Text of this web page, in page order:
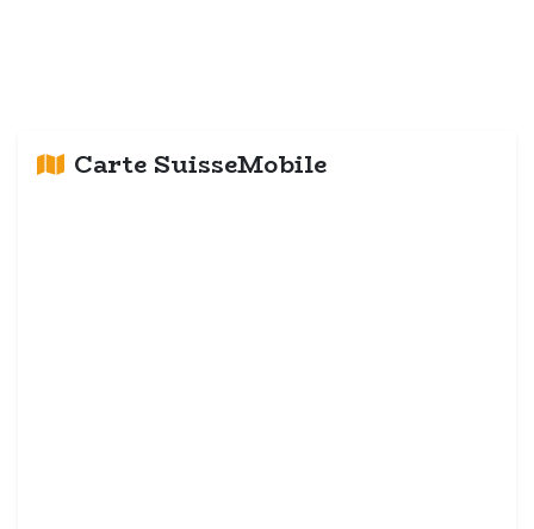
Carte SuisseMobile